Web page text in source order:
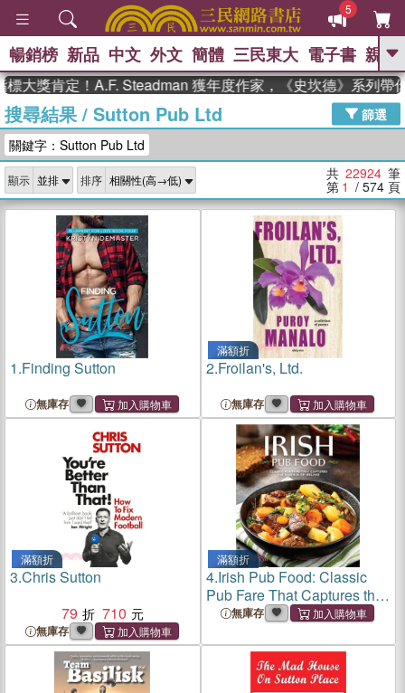
5
GO
熱搜： 東野圭吾 The Odyssey 、
父親節 、 如果歷史是一群喵 、 國際
的李登輝時代 、 數學女孩：黎曼猜想
、
暢銷榜 新品 中文 外文 簡體 三民東大 電子書 親子
定！A.F. Steadman 獲年度作家，《史坎德》系列帶你踏上
搜尋結果/ Sutton Pub Ltd
篩選
關鍵字：Sutton Pub Ltd
顯示 排序 共 22924 筆
第 1 / 574 頁
1.Finding Sutton
無庫存
滿額折
2.Froilan's, Ltd.
無庫存
滿額折
3.Chris Sutton
79
710
無庫存
滿額折
4.Irish Pub Food: Classic
Pub Fare That Captures the
Essence of Ireland
無庫存